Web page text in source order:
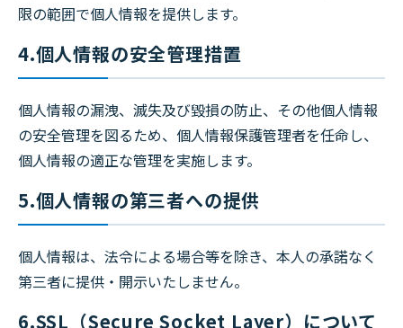
限の範囲で個人情報を提供します。
4.個人情報の安全管理措置
個人情報の漏洩、滅失及び毀損の防止、その他個人情報
の安全管理を図るため、個人情報保護管理者を任命し、
個人情報の適正な管理を実施します。
5.個人情報の第三者への提供
個人情報は、法令による場合等を除き、本人の承諾なく
第三者に提供・開示いたしません。
6.SSL（Secure Socket Layer）について